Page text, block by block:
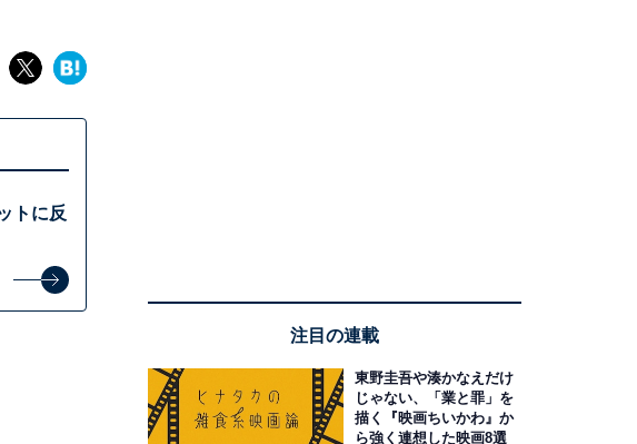
トに反
注目の連載
東野圭吾や湊かなえだけ
じゃない、「業と罪」を
描く『映画ちいかわ』か
ら強く連想した映画8選